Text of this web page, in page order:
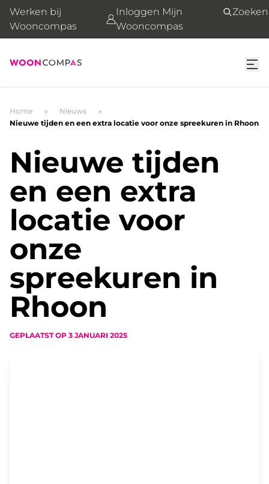
Werken bij
Wooncompas
Inloggen Mijn
Wooncompas
Zoeken
Home
Nieuws
Nieuwe tijden en een extra locatie voor onze spreekuren in Rhoon
Nieuwe tijden
en een extra
locatie voor
onze
spreekuren in
Rhoon
GEPLAATST OP 3 JANUARI 2025